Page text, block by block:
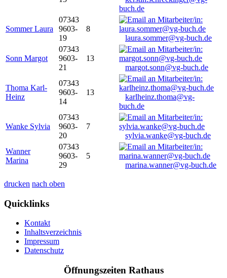
buch.de
Sommer Laura
07343
9603-
19
8
laura.sommer@vg-buch.de
Sonn Margot
07343
9603-
21
13
margot.sonn@vg-buch.de
Thoma Karl-
Heinz
07343
9603-
14
13
karlheinz.thoma@vg-
buch.de
Wanke Sylvia
07343
9603-
20
7
sylvia.wanke@vg-buch.de
Wanner
Marina
07343
9603-
29
5
marina.wanner@vg-buch.de
drucken nach oben
Quicklinks
Kontakt
Inhaltsverzeichnis
Impressum
Datenschutz
Öffnungszeiten Rathaus